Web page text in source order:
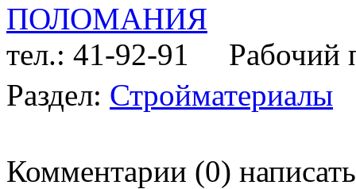
ПОЛОМАНИЯ
тел.: 41-92-91
Рабочий
Раздел: Стройматериалы
Комментарии (0) написать